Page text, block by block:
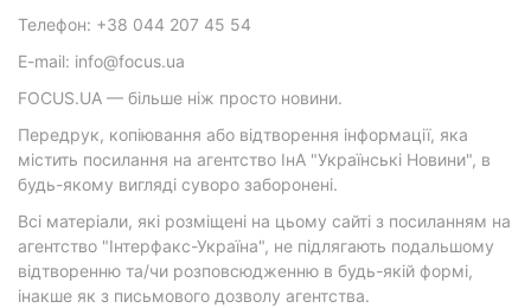
Телефон: +38 044 207 45 54
E-mail: info@focus.ua
FOCUS.UA — більше ніж просто новини.
Передрук, копіювання або відтворення інформації, яка
містить посилання на агентство ІнА "Українські Новини", в
будь-якому вигляді суворо заборонені.
Всі матеріали, які розміщені на цьому сайті з посиланням на
агентство "Інтерфакс-Україна", не підлягають подальшому
відтворенню та/чи розповсюдженню в будь-якій формі,
інакше як з письмового дозволу агентства.